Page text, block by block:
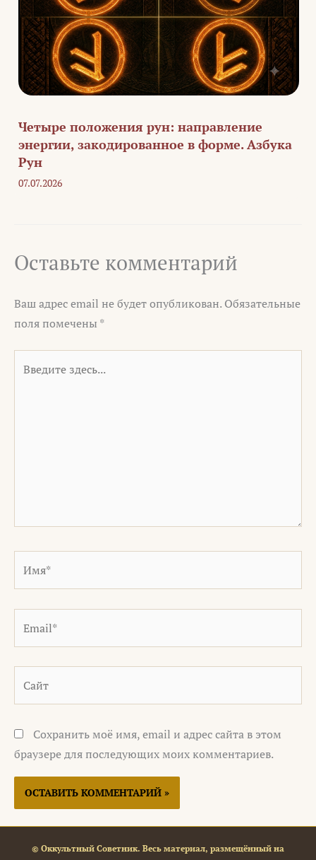
Четыре положения рун: направление
энергии, закодированное в форме. Азбука
Рун
07.07.2026
Оставьте комментарий
Ваш адрес email не будет опубликован. Обязательные
поля помечены *
здесь...
Сохранить моё имя, email и адрес сайта в этом
браузере для последующих моих комментариев.
© Оккультный Советник. Весь материал, размещённый на